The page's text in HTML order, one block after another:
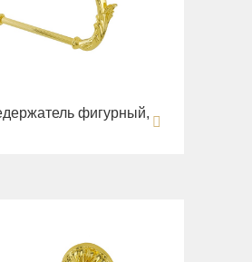
фигурный,